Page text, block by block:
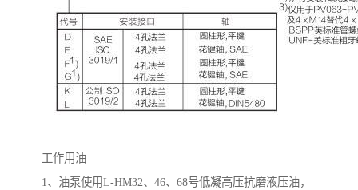
工作用油
1、油泵使用L-HM32、 46、 68号低凝高压抗磨液压油，